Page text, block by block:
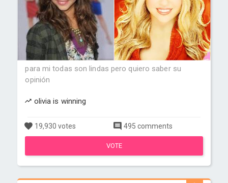
para mi todas son lindas pero quiero saber su
opinión
olivia is winning
19,930 votes 495 comments
VOTE